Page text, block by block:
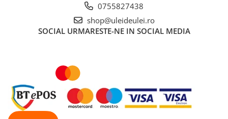
■ Ulei motor MANNOL
■ Ulei motor KROON
■ Ulei motor KROSS
■ Ulei motor CYCLON
■ Ulei motor OEM
Ulei motor DACIA
Ulei motor RENAULT
0755827438
shop@uleideulei.ro
SOCIAL URMARESTE-NE IN SOCIAL MEDIA